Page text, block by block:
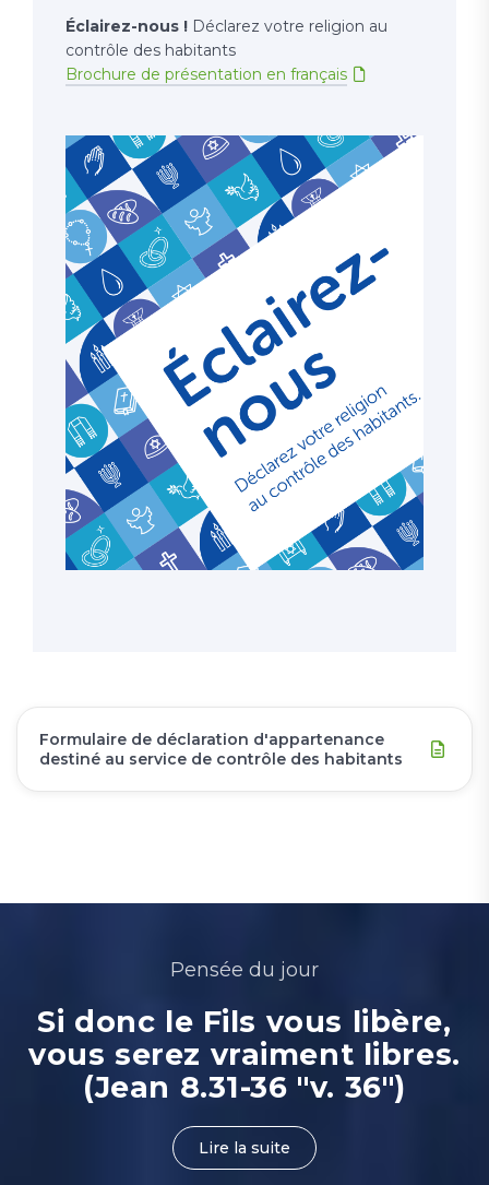
Éclairez-nous ! Déclarez votre religion au
contrôle des habitants
Brochure de présentation en français
Formulaire de déclaration d'appartenance
destiné au service de contrôle des habitants
Pensée du jour
Si donc le Fils vous libère,
vous serez vraiment libres.
(Jean 8.31-36 "v. 36")
Lire la suite